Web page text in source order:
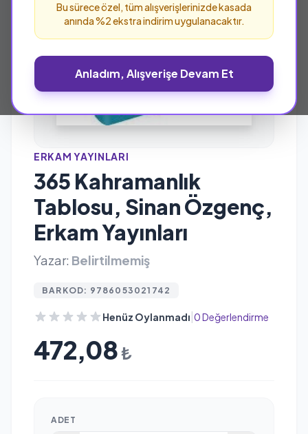
Bu sürece özel, tüm alışverişlerinizde kasada
anında %2 ekstra indirim uygulanacaktır.
Anladım, Alışverişe Devam Et
ERKAM YAYINLARI
365 Kahramanlık
Tablosu, Sinan Özgenç,
Erkam Yayınları
Yazar: Belirtilmemiş
BARKOD: 9786053021742
Henüz Oylanmadı 0 Değerlendirme
472,08 ₺
ADET